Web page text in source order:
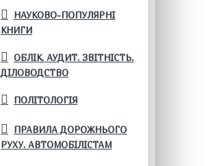
НАУКОВО-ПОПУЛЯРНІ
КНИГИ
ОБЛІК. АУДИТ. ЗВІТНІСТЬ.
ДІЛОВОДСТВО
ПОЛІТОЛОГІЯ
ПРАВИЛА ДОРОЖНЬОГО
РУХУ. АВТОМОБІЛІСТАМ